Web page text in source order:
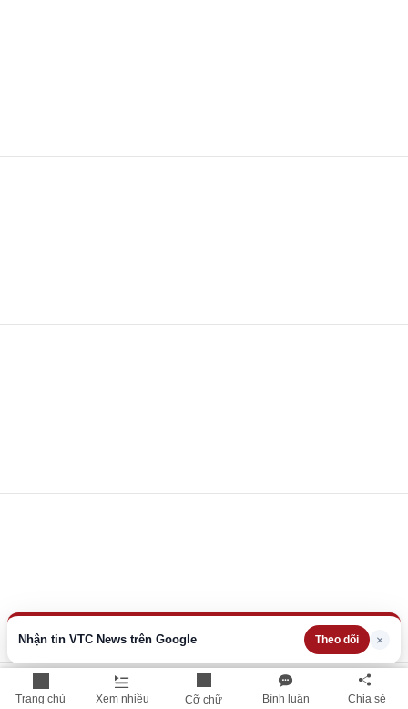
Trang chủ Xem nhiều Cỡ chữ Bình luận Chia sẻ
Nhận tin VTC News trên Google Theo dõi ×